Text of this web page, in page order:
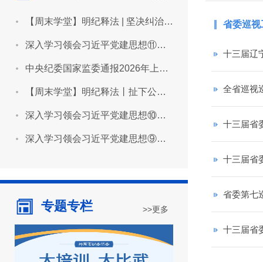
【周末学堂】明纪释法 | 坚决纠治“形象工程”“政绩工程”
深入学习领会习近平党建思想⑪坚持用严明的纪律管全党治全党
中央纪委国家监委通报2026年上半年全国纪检监察机关监督检查审查调查情况
【周末学堂】明纪释法丨扯下公款旅游的“隐身衣”
深入学习领会习近平党建思想⑩坚持推进作风建设常态化长效化
深入学习领会习近平党建思想⑨坚持建设堪当民族复兴重任的高素质干部队伍
专题专栏 >>更多
省委巡视
十三届辽
全省巡视
十三届省
十三届省
省委第七
十三届省